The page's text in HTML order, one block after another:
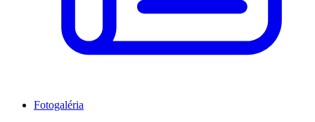
Fotogaléria